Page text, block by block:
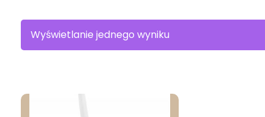
Wyświetlanie jednego wyniku